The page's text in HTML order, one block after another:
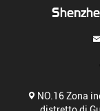
NO.16 Zona